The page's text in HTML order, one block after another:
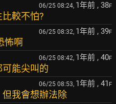
06/25 08:24, 1年前 , 38F
較不怕?
06/25 08:32, 1年前 , 39F
怖啊
06/25 08:42, 1年前 , 40F
能尖叫的
06/25 08:53, 1年前 , 41 F
我會想辦法除